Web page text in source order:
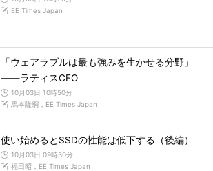
EE Times Japan
「ウェアラブルは最も強みを生かせる分野」
――ラティスCEO
10月03日 10時50分
馬本隆綱，EE Times Japan
使い始めるとSSDの性能は低下する（後編）
10月03日 09時30分
福田昭，EE Times Japan